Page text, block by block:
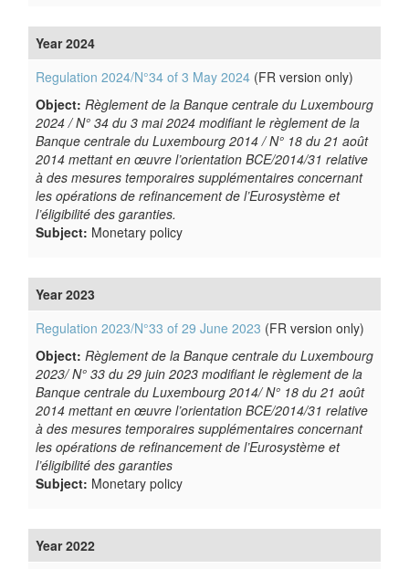
Year 2024
Regulation 2024/N°34 of 3 May 2024 (FR version only)
Object: Règlement de la Banque centrale du Luxembourg
2024 / N° 34 du 3 mai 2024 modifiant le règlement de la
Banque centrale du Luxembourg 2014 / N° 18 du 21 août
2014 mettant en œuvre l’orientation BCE/2014/31 relative
à des mesures temporaires supplémentaires concernant
les opérations de refinancement de l’Eurosystème et
l’éligibilité des garanties.
Subject: Monetary policy
Year 2023
Regulation 2023/N°33 of 29 June 2023 (FR version only)
Object: Règlement de la Banque centrale du Luxembourg
2023/ N° 33 du 29 juin 2023 modifiant le règlement de la
Banque centrale du Luxembourg 2014/ N° 18 du 21 août
2014 mettant en œuvre l’orientation BCE/2014/31 relative
à des mesures temporaires supplémentaires concernant
les opérations de refinancement de l’Eurosystème et
l’éligibilité des garanties
Subject: Monetary policy
Year 2022